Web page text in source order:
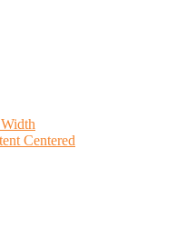
Centered